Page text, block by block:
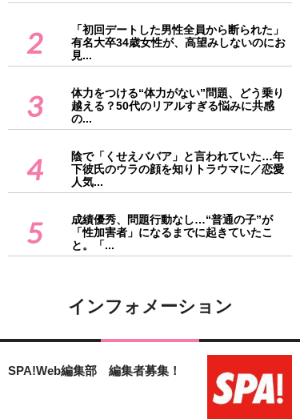
2
「初回デートした男性全員から断られた」
有名大卒34歳女性が、高望みしないのにお
見...
3
体力をつける“体力がない”問題、どう乗り
越える？50代のリアルすぎる悩みに共感
の...
4
陰で「くせえババア」と言われていた…年
下彼氏のウラの顔を知りトラウマに／恋愛
人気...
5
成績優秀、問題行動なし…“普通の子”が
「性加害者」になるまでに起きていたこ
と。「...
インフォメーション
SPA!Web編集部 編集者募集！